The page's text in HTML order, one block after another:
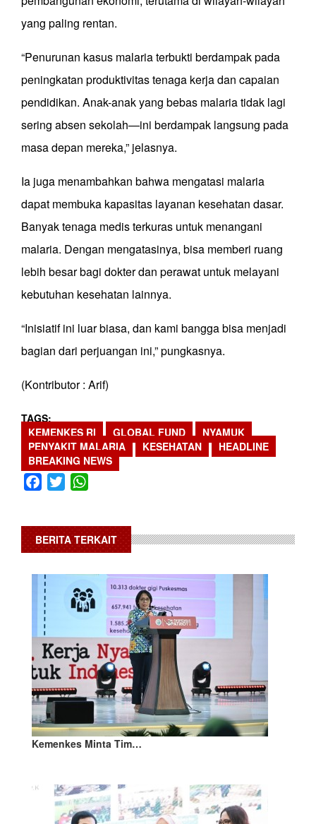
yang paling rentan.
“Penurunan kasus malaria terbukti berdampak pada
peningkatan produktivitas tenaga kerja dan capaian
pendidikan. Anak-anak yang bebas malaria tidak lagi
sering absen sekolah—ini berdampak langsung pada
masa depan mereka,” jelasnya.
Ia juga menambahkan bahwa mengatasi malaria
dapat membuka kapasitas layanan kesehatan dasar.
Banyak tenaga medis terkuras untuk menangani
malaria. Dengan mengatasinya, bisa memberi ruang
lebih besar bagi dokter dan perawat untuk melayani
kebutuhan kesehatan lainnya.
“Inisiatif ini luar biasa, dan kami bangga bisa menjadi
bagian dari perjuangan ini,” pungkasnya.
(Kontributor : Arif)
TAGS
KEMENKES RI
GLOBAL FUND
NYAMUK
PENYAKIT MALARIA
KESEHATAN
HEADLINE
BREAKING NEWS
Facebook
Twitter
BERITA TERKAIT
Kemenkes Minta Tim…